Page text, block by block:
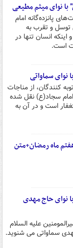
نوای میثم مطیعی
پانزده‌گانه امام
و تقرب به
انسان تنها در
است.
نوای سماواتی
کنندگان، از مناجات
امام سجاد(ع) نقل شده
است و در آن به
ماه رمضان+متن
نوای حاج مهدی
علیه السلام
سماواتی می شنوید.